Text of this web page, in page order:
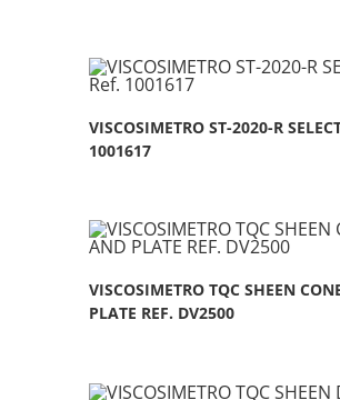
VISCOSIMETRO ST-2020-R
1001617
VISCOSIMETRO TQC SHEEN
PLATE REF. DV2500